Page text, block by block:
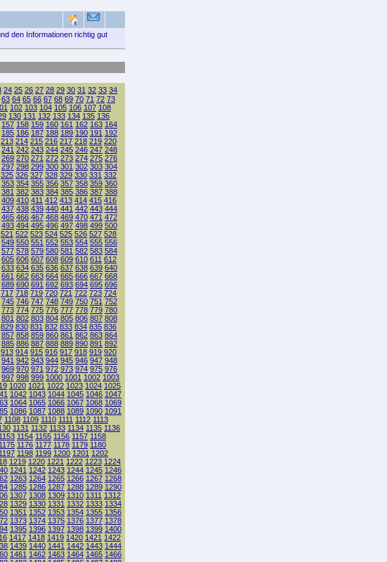
den Informationen richtig gut
24 25 26 27 28 29 30 31 32 33 34
63 64 65 66 67 68 69 70 71 72 73
102 103 104 105 106 107 108
130 131 132 133 134 135 136
157 158 159 160 161 162 163 164
185 186 187 188 189 190 191 192
213 214 215 216 217 218 219 220
241 242 243 244 245 246 247 248
269 270 271 272 273 274 275 276
297 298 299 300 301 302 303 304
325 326 327 328 329 330 331 332
353 354 355 356 357 358 359 360
381 382 383 384 385 386 387 388
409 410 411 412 413 414 415 416
437 438 439 440 441 442 443 444
465 466 467 468 469 470 471 472
493 494 495 496 497 498 499 500
521 522 523 524 525 526 527 528
549 550 551 552 553 554 555 556
577 578 579 580 581 582 583 584
605 606 607 608 609 610 611 612
633 634 635 636 637 638 639 640
661 662 663 664 665 666 667 668
689 690 691 692 693 694 695 696
717 718 719 720 721 722 723 724
745 746 747 748 749 750 751 752
773 774 775 776 777 778 779 780
801 802 803 804 805 806 807 808
829 830 831 832 833 834 835 836
857 858 859 860 861 862 863 864
885 886 887 888 889 890 891 892
913 914 915 916 917 918 919 920
941 942 943 944 945 946 947 948
969 970 971 972 973 974 975 976
997 998 999 1000 1001 1002 1003
1020 1021 1022 1023 1024 1025
1042 1043 1044 1045 1046 1047
1064 1065 1066 1067 1068 1069
1086 1087 1088 1089 1090 1091
1108 1109 1110 1111 1112 1113
1131 1132 1133 1134 1135 1136
1153 1154 1155 1156 1157 1158
1175 1176 1177 1178 1179 1180
1197 1198 1199 1200 1201 1202
1219 1220 1221 1222 1223 1224
1241 1242 1243 1244 1245 1246
1263 1264 1265 1266 1267 1268
1285 1286 1287 1288 1289 1290
1307 1308 1309 1310 1311 1312
1329 1330 1331 1332 1333 1334
1351 1352 1353 1354 1355 1356
1373 1374 1375 1376 1377 1378
1395 1396 1397 1398 1399 1400
1417 1418 1419 1420 1421 1422
1439 1440 1441 1442 1443 1444
1461 1462 1463 1464 1465 1466